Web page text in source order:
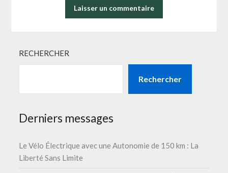
RECHERCHER
Rechercher
Derniers messages
Le Vélo Électrique avec une Autonomie de 150 km : La
Liberté Sans Limite